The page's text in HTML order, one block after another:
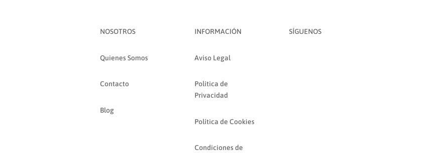
NOSOTROS
Quienes Somos
Contacto
Blog
INFORMACIÓN
Aviso Legal
Política de
Privacidad
Política de Cookies
Condiciones de
SÍGUENOS